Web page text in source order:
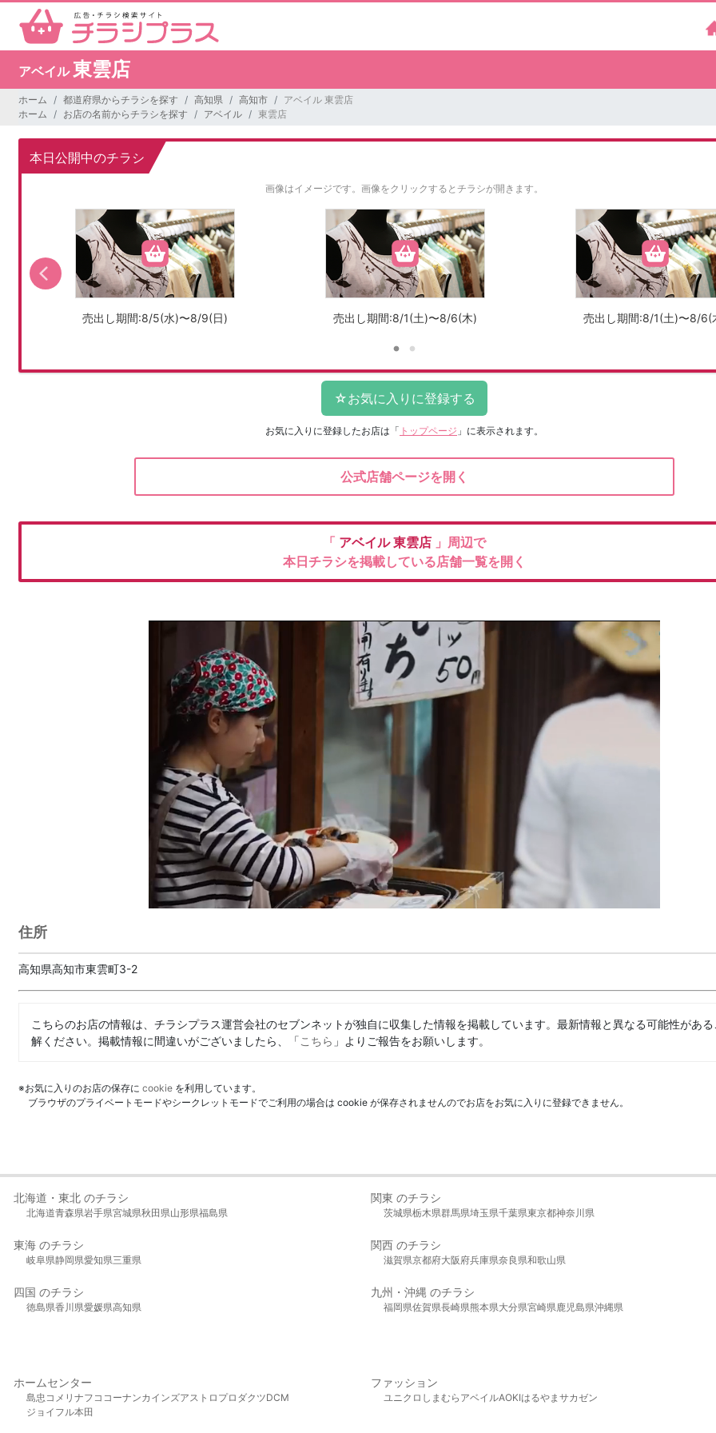
アベイル東雲店
ホーム 都道府県からチラシを探す 高知県 高知市
アベイル 東雲店
ホーム
お店の名前からチラシを探す アベイル 東雲店
本日公開中のチラシ
画像はイメージです。 画像をクリックするとチラシが開きます。
売出し期間:8/5(水)〜8/9(日) 売出し期間:8/1(土)〜8/6(木) 売出し期間:8/1(土)〜8/6(
お気に入りに登録したお店は 「 トップページ 」に表示されます。
公式店舗ページを開く
「 アベイル東雲店 」周辺で
本日チラシを掲載している店舗一覧を開く
住所
高知県高知市東雲町3-2
こちらのお店の情報は、チラシプラス運営会社のセブンネットが独自に収集した情報を掲載しています。最新情報と異なる可能性があ
解ください。掲載情報に間違いがございましたら、「こちら 」よりご報告をお願いします。
※お気に入りのお店の保存に cookie を利用しています。
ブラウザのプライベートモードやシークレットモードでご利用の場合は cookie が保存されませんのでお店をお気に入りに登録できません。
北海道・東北 のチラシ
北海道青森県岩手県宮城県秋田県山形県福島県
関東 のチラシ
茨城県栃木県群馬県埼玉県千葉県東京都神奈川県
東海 のチラシ
岐阜県静岡県愛知県三重県
関西 のチラシ
滋賀県京都府大阪府兵庫県奈良県和歌山県
四国 のチラシ
徳島県香川県愛媛県高知県
九州・沖縄 のチラシ
福岡県佐賀県長崎県熊本県大分県宮崎県鹿児島県沖縄県
ホームセンター
島忠 コメリ ナフコ コーナンカインズアストロプロダクツDCM
ジョイフル本田
ファッション
ユニクロ しまむら アベイルAOKIはるやま サカゼン